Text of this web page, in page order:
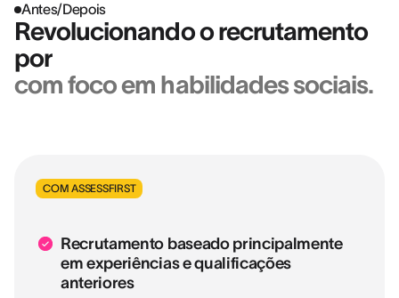
Antes/Depois
Revolucionando o recrutamento
por
com foco em habilidades sociais.
COM ASSESSFIRST
Recrutamento baseado principalmente
em experiências e qualificações
anteriores